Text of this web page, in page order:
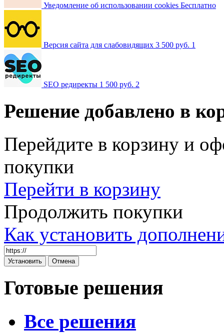
Уведомление об использовании cookies Бесплатно
Версия сайта для слабовидящих 3 500 руб. 1
SEO редиректы 1 500 руб. 2
Решение добавлено в
Перейдите в корзину и
покупки
Перейти в корзину
Продолжить покупки
Как установить
Готовые решения
Все решения